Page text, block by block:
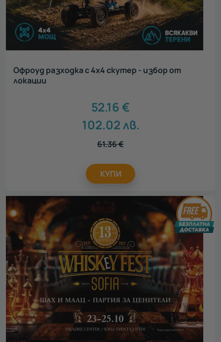
Офроуд разходка с 4х4 скутер - избор от
локации
52.16€
102.02лв.
61.36€
КУПИ